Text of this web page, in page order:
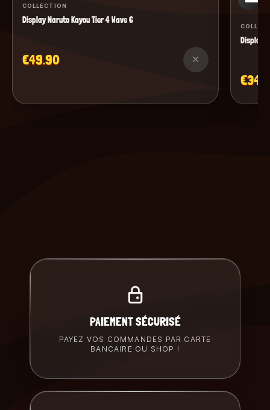
COLLECTION
Display Naruto Kayou Tier 4 Wave 6
€49.90 ×
Display
PAIEMENT SÉCURISÉ
PAYEZ VOS COMMANDES PAR CARTE
BANCAIRE OU SHOP !